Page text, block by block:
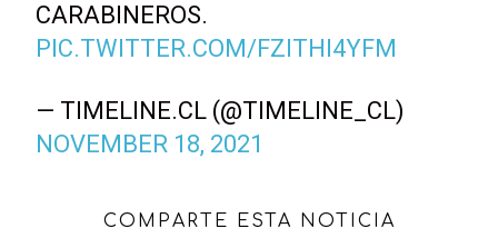
CARABINEROS.
PIC.TWITTER.COM/FZITHI4YFM
— TIMELINE.CL (@TIMELINE_CL)
NOVEMBER 18, 2021
COMPARTE ESTA NOTICIA